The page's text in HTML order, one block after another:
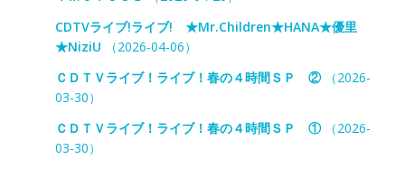
CDTVライブ!ライブ! ★Mr.Children★HANA★優里
★NiziU （2026-04-06）
ＣＤＴＶライブ！ライブ！春の４時間ＳＰ ②（2026-
03-30）
ＣＤＴＶライブ！ライブ！春の４時間ＳＰ ①（2026-
03-30）